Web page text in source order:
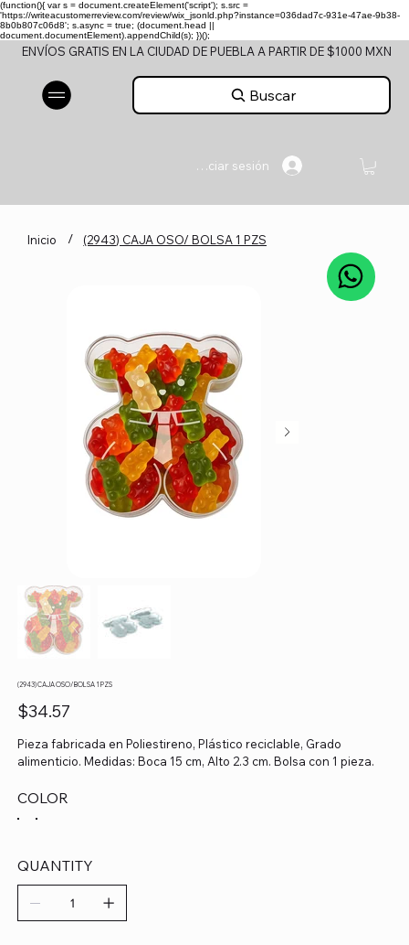
(function(){ var s = document.createElement('script'); s.src =
'https://writeacustomerreview.com/review/wix_jsonld.php?instance=036dad7c-931e-47ae-9b38-
8b0b807c06d8'; s.async = true; (document.head ||
document.documentElement).appendChild(s); })();
ENVÍOS GRATIS EN LA CIUDAD DE PUEBLA A PARTIR DE $1000 MXN
Buscar
Iniciar sesión
Inicio / (2943) CAJA OSO/ BOLSA 1 PZS
(2943) CAJA OSO/ BOLSA 1 PZS
Precio
$34.57
Pieza fabricada en Poliestireno, Plástico reciclable, Grado
alimenticio. Medidas: Boca 15 cm, Alto 2.3 cm. Bolsa con 1 pieza.
COLOR
QUANTITY